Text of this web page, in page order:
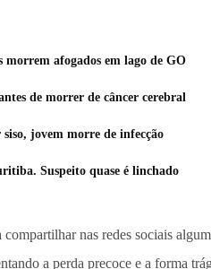
morrem afogados em lago de GO
de morrer de câncer cerebral
jovem morre de infecção
Suspeito quase é linchado
nas redes sociais
a perda precoce e a forma